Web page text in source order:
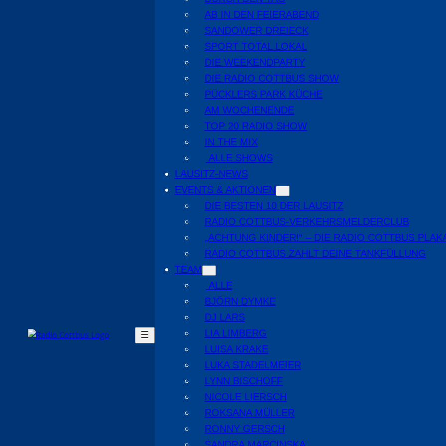
AB IN DEN FEIERABEND
SANDOWER DREIECK
SPORT TOTAL LOKAL
DIE WEEKENDPARTY
DIE RADIO COTTBUS SHOW
PÜCKLERS PARK KÜCHE
AM WOCHENENDE
TOP 20 RADIO SHOW
IN THE MIX
ALLE SHOWS
LAUSITZ-NEWS
EVENTS & AKTIONEN
DIE BESTEN 10 DER LAUSITZ
RADIO COTTBUS-VERKEHRSMELDERCLUB
„ACHTUNG KINDER!“ – DIE RADIO COTTBUS
RADIO COTTBUS ZAHLT DEINE TANKFÜLLUNG
TEAM
ALLE
BJÖRN DYMKE
DJ LARS
LIA LIMBERG
LUISA KRAKE
LUKA STADELMEIER
LYNN BISCHOFF
NICOLE LIERSCH
ROKSANA MÜLLER
RONNY GERSCH